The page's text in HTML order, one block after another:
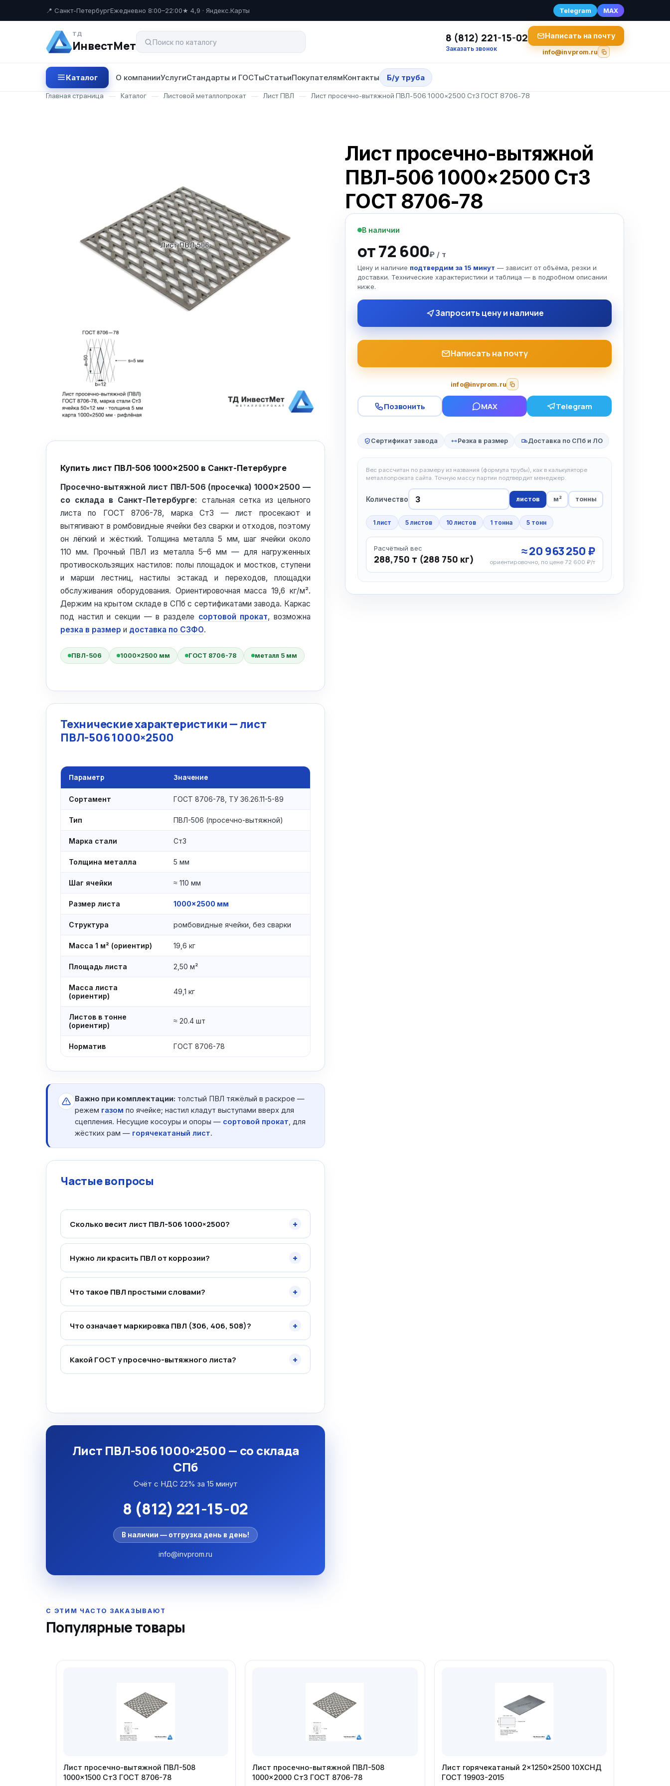
📍 Санкт-ПетербургЕжедневно 8:00–22:00★ 4,9 · Яндекс.Карты Telegram MAX
ТД
ИнвестМет
8 (812) 221-15-02
Заказать звонок
Написать на почту
info@invprom.ru
Каталог О компанииУслугиСтандарты и ГОСТыСтатьиПокупателямКонтакты Б/у труба
Главная страница — Каталог — Листовой металлопрокат — Лист ПВЛ — Лист просечно-вытяжной ПВЛ-506 1000×2500 Ст3 ГОСТ 8706-78
Лист просечно-вытяжной
ПВЛ-506 1000×2500 Ст3
ГОСТ 8706-78
В наличии
от 72 600₽ / т
Цену и наличие подтвердим за 15 минут — зависит от объёма, резки и
доставки. Технические характеристики и таблица — в подробном описании
ниже.
Запросить цену и наличие
Написать на почту
info@invprom.ru
Позвонить MAX Telegram
Сертификат завода Резка в размер Доставка по СПб и ЛО
Вес рассчитан по размеру из названия (формула трубы), как в калькуляторе
металлопроката сайта. Точную массу партии подтвердит менеджер.
Количество листов м² тонны
1 лист 5 листов 10 листов 1 тонна 5 тонн
Расчётный вес
288,750 т (288 750 кг)
≈ 20 963 250 ₽
ориентировочно, по цене 72 600 ₽/т
Купить лист ПВЛ-506 1000×2500 в Санкт-Петербурге
Просечно-вытяжной лист ПВЛ-506 (просечка) 1000×2500 —
со склада в Санкт-Петербурге: стальная сетка из цельного
листа по ГОСТ 8706-78, марка Ст3 — лист просекают и
вытягивают в ромбовидные ячейки без сварки и отходов, поэтому
он лёгкий и жёсткий. Толщина металла 5 мм, шаг ячейки около
110 мм. Прочный ПВЛ из металла 5–6 мм — для нагруженных
противоскользящих настилов: полы площадок и мостков, ступени
и марши лестниц, настилы эстакад и переходов, площадки
обслуживания оборудования. Ориентировочная масса 19,6 кг/м².
Держим на крытом складе в СПб с сертификатами завода. Каркас
под настил и секции — в разделе сортовой прокат, возможна
резка в размер и доставка по СЗФО.
ПВЛ-506 1000×2500 мм ГОСТ 8706-78 металл 5 мм
Технические характеристики — лист
ПВЛ-506 1000×2500
Параметр Значение
Сортамент ГОСТ 8706-78, ТУ 36.26.11-5-89
Тип ПВЛ-506 (просечно-вытяжной)
Марка стали Ст3
Толщина металла 5 мм
Шаг ячейки ≈ 110 мм
Размер листа 1000×2500 мм
Структура ромбовидные ячейки, без сварки
Масса 1 м² (ориентир) 19,6 кг
Площадь листа 2,50 м²
Масса листа
(ориентир)
49,1 кг
Листов в тонне
(ориентир)
≈ 20.4 шт
Норматив ГОСТ 8706-78
Важно при комплектации: толстый ПВЛ тяжёлый в раскрое —
режем газом по ячейке; настил кладут выступами вверх для
сцепления. Несущие косоуры и опоры — сортовой прокат , для
жёстких рам — горячекатаный лист.
Частые вопросы
Сколько весит лист ПВЛ-506 1000×2500? +
Нужно ли красить ПВЛ от коррозии? +
Что такое ПВЛ простыми словами? +
Что означает маркировка ПВЛ (306, 406, 508)? +
Какой ГОСТ у просечно-вытяжного листа? +
Лист ПВЛ-506 1000×2500 — со склада
СПб
Счёт с НДС 22% за 15 минут
8 (812) 221-15-02
В наличии — отгрузка день в день!
info@invprom.ru
Популярные товары
Лист просечно-вытяжной ПВЛ-508
1000×1500 Ст3 ГОСТ 8706-78
Лист просечно-вытяжной ПВЛ-508
1000×2000 Ст3 ГОСТ 8706-78
Лист горячекатаный 2×1250×2500 10ХСНД
ГОСТ 19903-2015